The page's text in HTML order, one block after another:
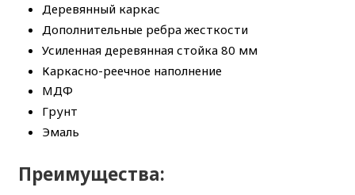
Деревянный каркас
Дополнительные ребра жесткости
Усиленная деревянная стойка 80 мм
Каркасно-реечное наполнение
МДФ
Грунт
Эмаль
Преимущества: